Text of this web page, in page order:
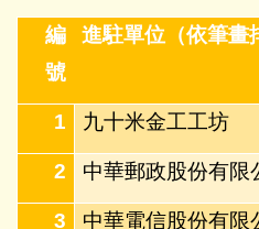
編
號
進駐單位（依筆畫
1 九十米金工工坊
2 中華郵政股份有限
3 中華電信股份有限